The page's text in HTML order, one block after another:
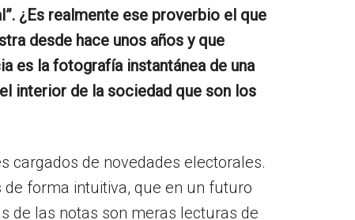
¿Es realmente ese proverbio el que
desde hace unos años y que
es la fotografía instantánea de una
interior de la sociedad que son los
cargados de novedades electorales.
forma intuitiva, que en un futuro
de las notas son meras lecturas de